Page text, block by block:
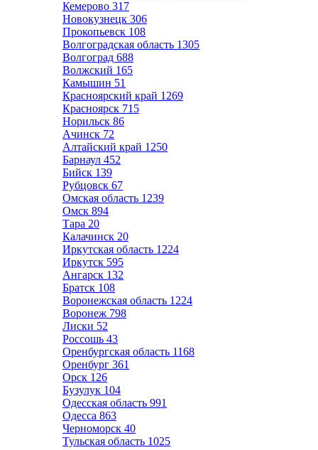
Кемерово 317
Новокузнецк 306
Прокопьевск 108
Волгоградская область 1305
Волгоград 688
Волжский 165
Камышин 51
Красноярский край 1269
Красноярск 715
Норильск 86
Ачинск 72
Алтайский край 1250
Барнаул 452
Бийск 139
Рубцовск 67
Омская область 1239
Омск 894
Тара 20
Калачинск 20
Иркутская область 1224
Иркутск 595
Ангарск 132
Братск 108
Воронежская область 1224
Воронеж 798
Лиски 52
Россошь 43
Оренбургская область 1168
Оренбург 361
Орск 126
Бузулук 104
Одесская область 991
Одесса 863
Черноморск 40
Тульская область 1025